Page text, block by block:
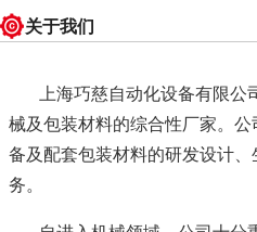
关于我们
上海巧慈自动化设备有限公
械及包装材料的综合性厂家。
备及配套包装材料的研发设计
务。